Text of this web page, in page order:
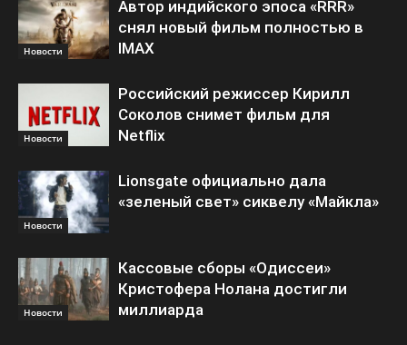
Новости
Автор индийского эпоса «RRR»
снял новый фильм полностью в
IMAX
Новости
Российский режиссер Кирилл
Соколов снимет фильм для
Netflix
Новости
Lionsgate официально дала
«зеленый свет» сиквелу «Майкла»
Новости
Кассовые сборы «Одиссеи»
Кристофера Нолана достигли
миллиарда